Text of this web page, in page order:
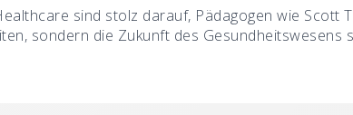
sind stolz darauf, Pädagogen wie
sondern die Zukunft des Gesundheitswesens